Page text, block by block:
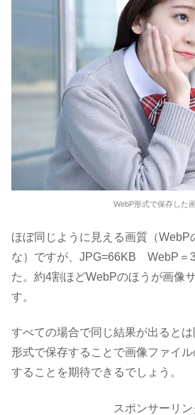
WebP形式で保存した
ほぼ同じように見える画質（WebP
な）ですが、JPG=66KB WebP
た。約4割ほどWebPのほうが画像
す。
すべての場合で同じ結果が出ると
形式で保存することで画像ファイ
することを期待できるでしょう。
スポンサーリン